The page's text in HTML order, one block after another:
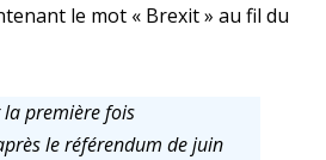
le mot « Brexit » au fil du
première fois
le référendum de juin